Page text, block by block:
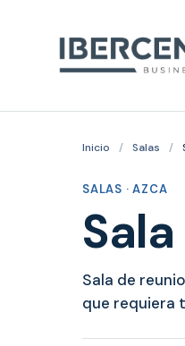
Inicio / Salas /
SALAS · AZCA
Sala
Sala de
que requiera